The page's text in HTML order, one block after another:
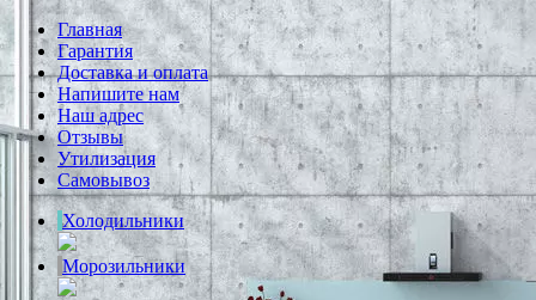
Главная
Гарантия
Доставка и оплата
Напишите нам
Наш адрес
Отзывы
Утилизация
Самовывоз
Холодильники
Морозильники